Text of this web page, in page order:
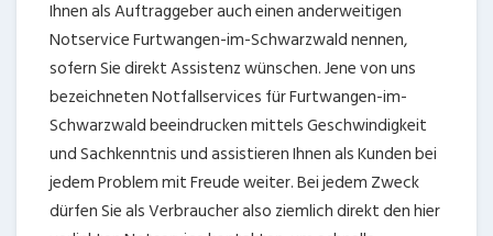
Ihnen als Auftraggeber auch einen anderweitigen
Notservice Furtwangen-im-Schwarzwald nennen,
sofern Sie direkt Assistenz wünschen. Jene von uns
bezeichneten Notfallservices für Furtwangen-im-
Schwarzwald beeindrucken mittels Geschwindigkeit
und Sachkenntnis und assistieren Ihnen als Kunden bei
jedem Problem mit Freude weiter. Bei jedem Zweck
dürfen Sie als Verbraucher also ziemlich direkt den hier